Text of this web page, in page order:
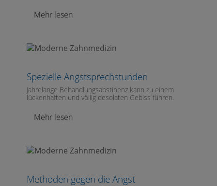
Mehr lesen
Spezielle Angstsprechstunden
Jahrelange Behandlungsabstinenz kann zu einem
lückenhaften und völlig desolaten Gebiss führen.
Mehr lesen
Methoden gegen die Angst